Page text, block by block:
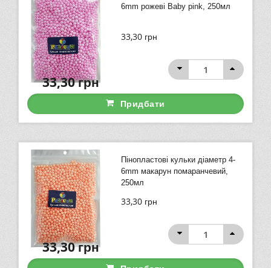
6mm рожеві Baby pink, 250мл
33,30 грн
33,30грн
Придбати
Пінопластові кульки діаметр 4-
6mm макарун помаранчевий,
250мл
33,30 грн
33,30грн